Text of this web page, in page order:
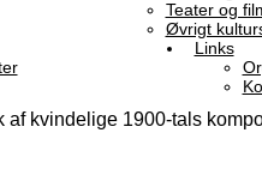
Teater og
Øvrigt
Links
af kvindelige 1900-tals